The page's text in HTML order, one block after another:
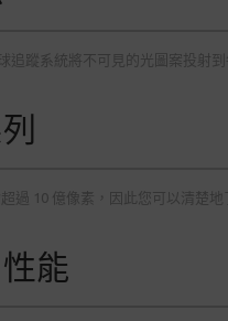
追蹤系統將不可見的光圖案投射
過 10 億像素，因此您可以清楚
能